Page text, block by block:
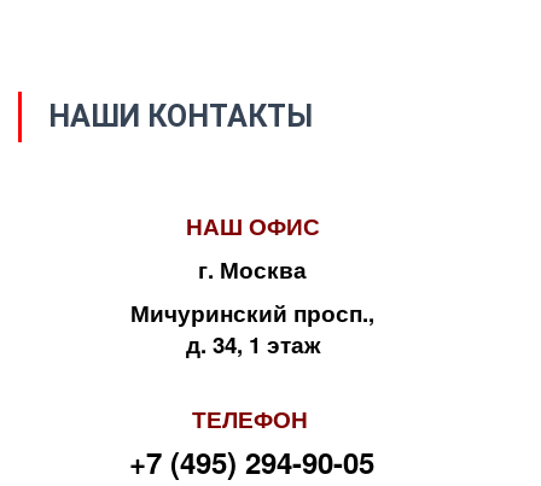
НАШИ КОНТАКТЫ
НАШ ОФИС
г. Москва
Мичуринский просп.,
д. 34, 1 этаж
ТЕЛЕФОН
+7 (495) 294-90-05